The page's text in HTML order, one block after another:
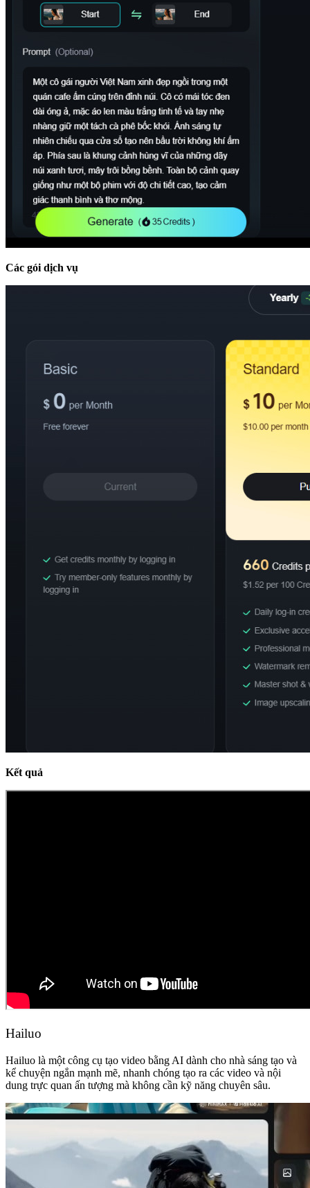
Các gói dịch vụ
Kết quả
Hailuo
Hailuo là một công cụ tạo video bằng AI dành cho nhà sáng tạo và
kể chuyện ngắn mạnh mẽ, nhanh chóng tạo ra các video và nội
dung trực quan ấn tượng mà không cần kỹ năng chuyên sâu.